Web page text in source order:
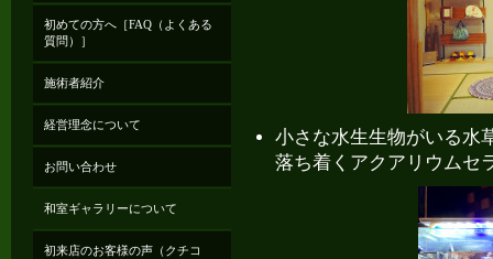
小さな水生生物がいる水
落ち着くアクアリウムセ
初めての方へ［FAQ（よくある
質問）］
施術者紹介
経営理念について
お問い合わせ
和室ギャラリーについて
初来店のお客様の声（クチコ